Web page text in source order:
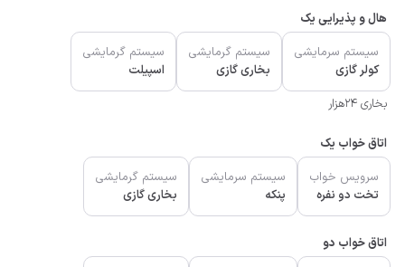
هال و پذیرایی یک
سیستم سرمایشی
کولر گازی
سیستم گرمایشی
بخاری گازی
سیستم گرمایشی
اسپیلت
بخاری ۲۴هزار
اتاق خواب یک
سرویس خواب
تخت دو نفره
سیستم سرمایشی
پنکه
سیستم گرمایشی
بخاری گازی
اتاق خواب دو